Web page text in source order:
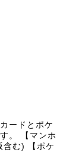
ードとポケ
。 【マンホ
含む) 【ポケ